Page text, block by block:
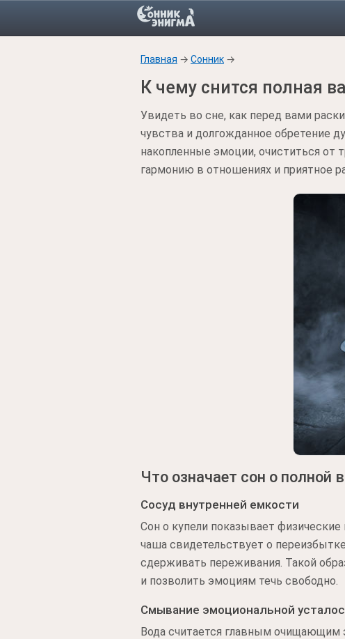
Главная → Сонник →
К чему снится полная
Увидеть во сне, как перед вами
чувства и долгожданное обретение
накопленные эмоции, очиститься от
гармонию в отношениях и приятное
Что означает сон о полной
Сосуд внутренней емкости
Сон о купели показывает
чаша свидетельствует о
сдерживать переживания. Такой
и позволить эмоциям течь свободно.
Смывание эмоциональной
Вода считается главным очищающим